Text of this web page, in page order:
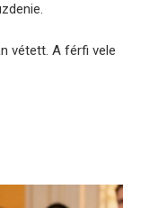
vétett. A férfi vele